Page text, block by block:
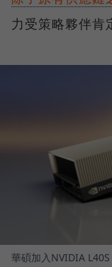
力受策略夥伴肯
華碩加入NVIDIA L40S